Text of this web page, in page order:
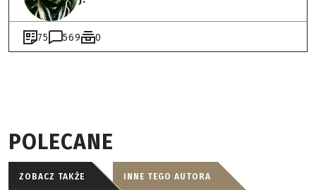
75 569 0
POLECANE
ZOBACZ TAKŻE INNE TEGO AUTORA